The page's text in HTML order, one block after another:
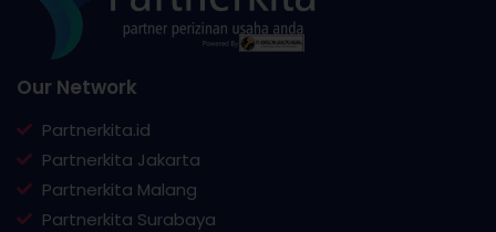
Our Network
Partnerkita.id
Partnerkita Jakarta
Partnerkita Malang
Partnerkita Surabaya